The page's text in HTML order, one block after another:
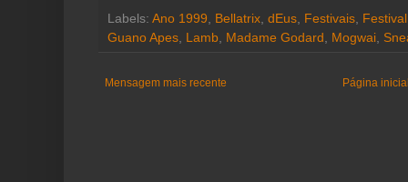
Labels: Ano 1999, Bellatrix, dEus, Festivais,
Guano Apes, Lamb, Madame Godard , Mogwai,
Mensagem mais recente Página